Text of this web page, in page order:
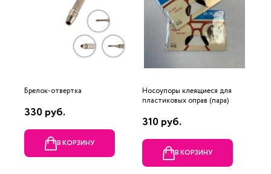
Брелок-отвертка
330 руб.
В КОРЗИНУ
Носоупоры клеящиеся для
пластиковых оправ (пара)
310 руб.
В КОРЗИНУ